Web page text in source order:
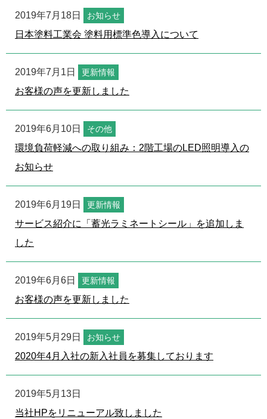
2019年7月18日 お知らせ
日本塗料工業会 塗料用標準色導入について
2019年7月1日 更新情報
お客様の声を更新しました
2019年6月10日 その他
環境負荷軽減への取り組み：2階工場のLED照明導入の
お知らせ
2019年6月19日 更新情報
サービス紹介に「蓄光ラミネートシール」を追加しま
した
2019年6月6日 更新情報
お客様の声を更新しました
2019年5月29日 お知らせ
2020年4月入社の新入社員を募集しております
2019年5月13日
当社HPをリニューアル致しました